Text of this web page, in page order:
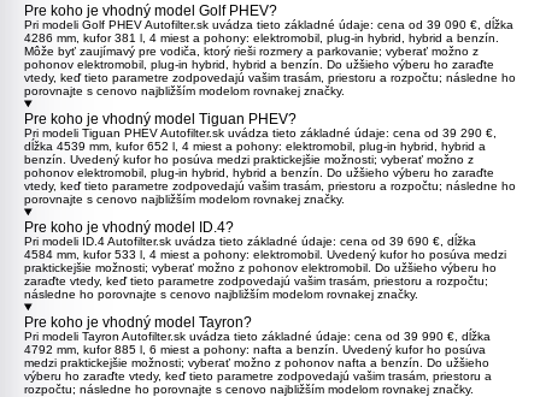
Pre koho je vhodný model Golf PHEV?
Pri modeli Golf PHEVAutofilter.sk uvádza tieto základné údaje: cena od 39 090 €, dĺžka
4286 mm, kufor 381 l, 4 miest a pohony: elektromobil, plug-in hybrid, hybrid a benzín.
Môže byť zaujímavý pre vodiča, ktorý rieši rozmery a parkovanie; vyberať možno z
pohonov elektromobil, plug-in hybrid, hybrid a benzín. Do užšieho výberu ho zaraďte
vtedy, keď tieto parametre zodpovedajú vašim trasám, priestoru a rozpočtu; následne ho
porovnajte s cenovo najbližším modelom rovnakej značky.
Pre koho je vhodný model Tiguan PHEV?
Pri modeli Tiguan PHEVAutofilter.sk uvádza tieto základné údaje: cena od 39 290 €,
dĺžka 4539 mm, kufor 652 l, 4 miest a pohony: elektromobil, plug-in hybrid, hybrid a
benzín. Uvedený kufor ho posúva medzi praktickejšie možnosti; vyberať možno z
pohonov elektromobil, plug-in hybrid, hybrid a benzín. Do užšieho výberu ho zaraďte
vtedy, keď tieto parametre zodpovedajú vašim trasám, priestoru a rozpočtu; následne ho
porovnajte s cenovo najbližším modelom rovnakej značky.
Pre koho je vhodný model ID.4?
Pri modeli ID.4Autofilter.sk uvádza tieto základné údaje: cena od 39 690 €, dĺžka
4584 mm, kufor 533 l, 4 miest a pohony: elektromobil. Uvedený kufor ho posúva medzi
praktickejšie možnosti; vyberať možno z pohonov elektromobil. Do užšieho výberu ho
zaraďte vtedy, keď tieto parametre zodpovedajú vašim trasám, priestoru a rozpočtu;
následne ho porovnajte s cenovo najbližším modelom rovnakej značky.
Pre koho je vhodný model Tayron?
Pri modeli Tayron Autofilter.sk uvádza tieto základné údaje: cena od 39 990 €, dĺžka
4792 mm, kufor 885 l, 6 miest a pohony: nafta a benzín. Uvedený kufor ho posúva
medzi praktickejšie možnosti; vyberať možno z pohonov nafta a benzín. Do užšieho
výberu ho zaraďte vtedy, keď tieto parametre zodpovedajú vašim trasám, priestoru a
rozpočtu; následne ho porovnajte s cenovo najbližším modelom rovnakej značky.